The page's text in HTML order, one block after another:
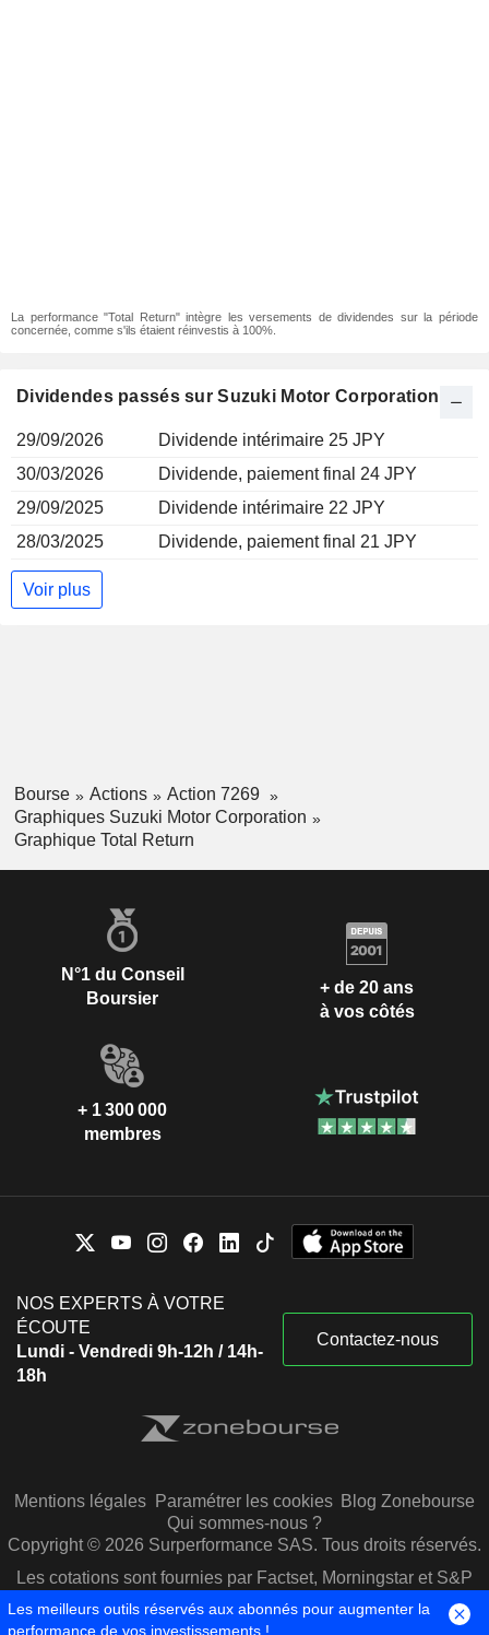
La performance "Total Return" intègre les versements de dividendes sur la période
concernée, comme s'ils étaient réinvestis à 100%.
Dividendes passés sur Suzuki Motor Corporation
29/09/2026
Dividende intérimaire 25 JPY
30/03/2026
Dividende, paiement final 24 JPY
29/09/2025
Dividende intérimaire 22 JPY
28/03/2025
Dividende, paiement final 21 JPY
Voir plus
Bourse Actions
Action 7269
Graphiques Suzuki Motor Corporation
Graphique Total Return
N°1 du Conseil
Boursier
+ de 20 ans
à vos côtés
+ 1 300 000
membres
NOS EXPERTS À VOTRE
ÉCOUTE
Lundi - Vendredi 9h-12h / 14h-
18h
Contactez-nous
Mentions légales Paramétrer les cookies Blog Zonebourse
Qui sommes-nous ?
Copyright © 2026 Surperformance SAS. Tous droits réservés.
Les cotations sont fournies par Factset, Morningstar et S&P
Capital IQ
Les meilleurs outils réservés aux abonnés pour augmenter la
performance de vos investissements !